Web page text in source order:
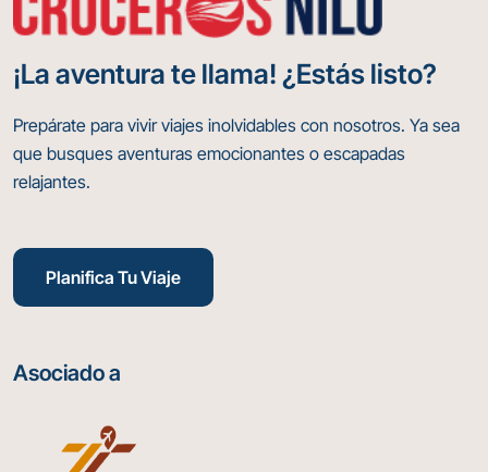
¡La aventura te llama! ¿Estás listo?
Prepárate para vivir viajes inolvidables con nosotros. Ya sea
que busques aventuras emocionantes o escapadas
relajantes.
Planifica Tu Viaje
Asociado a